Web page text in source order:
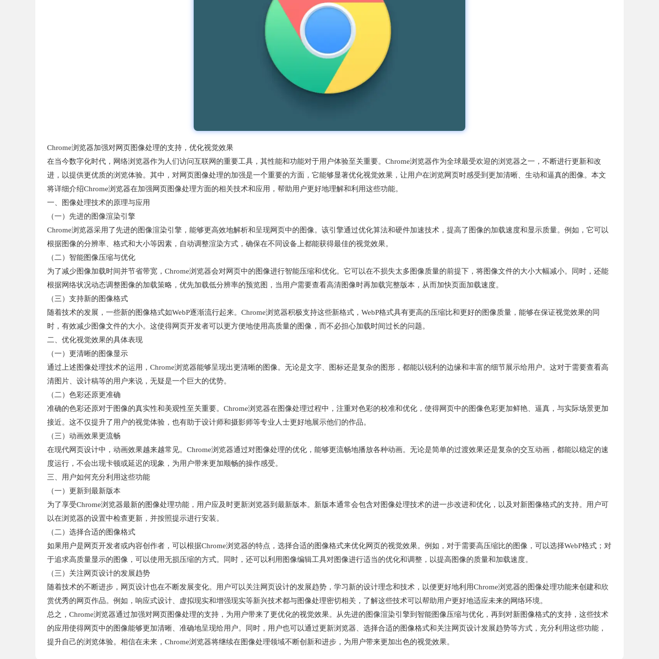
Chrome浏览器加强对网页图像处理的支持，优化视觉效果
在当今数字化时代，网络浏览器作为人们访问互联网的重要工具，其性能和功能对于用户体验至关重要。Chrome浏览器作为全球最受欢迎的浏览器之一，不断进行更新和改
进，以提供更优质的浏览体验。其中，对网页图像处理的加强是一个重要的方面，它能够显著优化视觉效果，让用户在浏览网页时感受到更加清晰、生动和逼真的图像。本文
将详细介绍Chrome浏览器在加强网页图像处理方面的相关技术和应用，帮助用户更好地理解和利用这些功能。
一、图像处理技术的原理与应用
（一）先进的图像渲染引擎
Chrome浏览器采用了先进的图像渲染引擎，能够更高效地解析和呈现网页中的图像。该引擎通过优化算法和硬件加速技术，提高了图像的加载速度和显示质量。例如，它可以
根据图像的分辨率、格式和大小等因素，自动调整渲染方式，确保在不同设备上都能获得最佳的视觉效果。
（二）智能图像压缩与优化
为了减少图像加载时间并节省带宽，Chrome浏览器会对网页中的图像进行智能压缩和优化。它可以在不损失太多图像质量的前提下，将图像文件的大小大幅减小。同时，还能
根据网络状况动态调整图像的加载策略，优先加载低分辨率的预览图，当用户需要查看高清图像时再加载完整版本，从而加快页面加载速度。
（三）支持新的图像格式
随着技术的发展，一些新的图像格式如WebP逐渐流行起来。Chrome浏览器积极支持这些新格式，WebP格式具有更高的压缩比和更好的图像质量，能够在保证视觉效果的同
时，有效减少图像文件的大小。这使得网页开发者可以更方便地使用高质量的图像，而不必担心加载时间过长的问题。
二、优化视觉效果的具体表现
（一）更清晰的图像显示
通过上述图像处理技术的运用，Chrome浏览器能够呈现出更清晰的图像。无论是文字、图标还是复杂的图形，都能以锐利的边缘和丰富的细节展示给用户。这对于需要查看高
清图片、设计稿等的用户来说，无疑是一个巨大的优势。
（二）色彩还原更准确
准确的色彩还原对于图像的真实性和美观性至关重要。Chrome浏览器在图像处理过程中，注重对色彩的校准和优化，使得网页中的图像色彩更加鲜艳、逼真，与实际场景更加
接近。这不仅提升了用户的视觉体验，也有助于设计师和摄影师等专业人士更好地展示他们的作品。
（三）动画效果更流畅
在现代网页设计中，动画效果越来越常见。Chrome浏览器通过对图像处理的优化，能够更流畅地播放各种动画。无论是简单的过渡效果还是复杂的交互动画，都能以稳定的速
度运行，不会出现卡顿或延迟的现象，为用户带来更加顺畅的操作感受。
三、用户如何充分利用这些功能
（一）更新到最新版本
为了享受Chrome浏览器最新的图像处理功能，用户应及时更新浏览器到最新版本。新版本通常会包含对图像处理技术的进一步改进和优化，以及对新图像格式的支持。用户可
以在浏览器的设置中检查更新，并按照提示进行安装。
（二）选择合适的图像格式
如果用户是网页开发者或内容创作者，可以根据Chrome浏览器的特点，选择合适的图像格式来优化网页的视觉效果。例如，对于需要高压缩比的图像，可以选择WebP格式；对
于追求高质量显示的图像，可以使用无损压缩的方式。同时，还可以利用图像编辑工具对图像进行适当的优化和调整，以提高图像的质量和加载速度。
（三）关注网页设计的发展趋势
随着技术的不断进步，网页设计也在不断发展变化。用户可以关注网页设计的发展趋势，学习新的设计理念和技术，以便更好地利用Chrome浏览器的图像处理功能来创建和欣
赏优秀的网页作品。例如，响应式设计、虚拟现实和增强现实等新兴技术都与图像处理密切相关，了解这些技术可以帮助用户更好地适应未来的网络环境。
总之，Chrome浏览器通过加强对网页图像处理的支持，为用户带来了更优化的视觉效果。从先进的图像渲染引擎到智能图像压缩与优化，再到对新图像格式的支持，这些技术
的应用使得网页中的图像能够更加清晰、准确地呈现给用户。同时，用户也可以通过更新浏览器、选择合适的图像格式和关注网页设计发展趋势等方式，充分利用这些功能，
提升自己的浏览体验。相信在未来，Chrome浏览器将继续在图像处理领域不断创新和进步，为用户带来更加出色的视觉效果。